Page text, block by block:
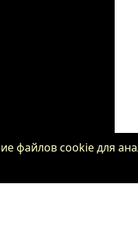
файлов cookie для